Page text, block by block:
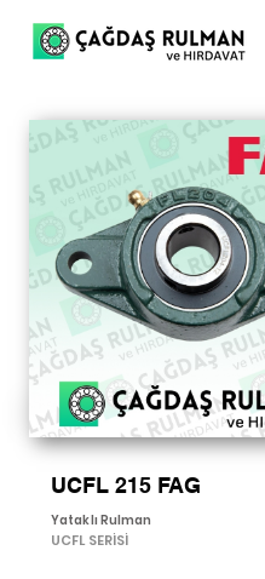
UCFL 215 FAG
Yataklı Rulman
UCFL SERİSİ